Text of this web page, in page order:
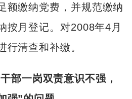
额缴纳党费，并规范缴纳
按月登记。对2008年4月
行清查和补缴。
部一岗双责意识不强，